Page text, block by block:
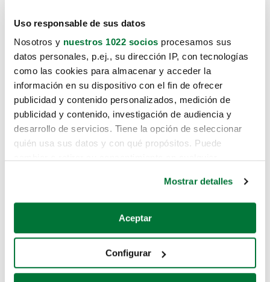
Uso responsable de sus datos
Nosotros y nuestros 1022 socios procesamos sus
datos personales, p.ej., su dirección IP, con tecnologías
como las cookies para almacenar y acceder la
información en su dispositivo con el fin de ofrecer
publicidad y contenido personalizados, medición de
publicidad y contenido, investigación de audiencia y
desarrollo de servicios. Tiene la opción de seleccionar
quién usa sus datos y con qué propósitos. Puede
Si lo permite, también quisiéramos:
Recopilar información sobre su ubicación geográfica
Identificar su dispositivo analizándolo activamente
para buscar características específicas (huellas
Mostrar detalles
Aceptar
Configurar
Lo sentimos, no sabemos como
te hemos traido hasta aquí.
Pero puedes encontrar el coche que estás
buscando en alguno de estos enlaces:
Coches de segunda mano
Coches de km0